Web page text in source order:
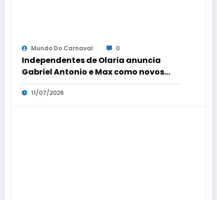
Mundo Do Carnaval 0
Independentes de Olaria anuncia
Gabriel Antonio e Max como novos
coreógrafos
11/07/2026